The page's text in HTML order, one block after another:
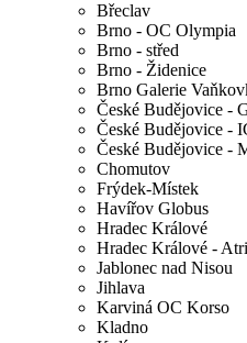
Břeclav
Brno - OC Olympia
Brno - střed
Brno - Židenice
Brno Galerie
České Budějovice -
České Budějovice -
České Budějovice -
Chomutov
Frýdek-Místek
Havířov Globus
Hradec Králové
Hradec Králové -
Jablonec nad Nisou
Jihlava
Karviná OC Korso
Kladno